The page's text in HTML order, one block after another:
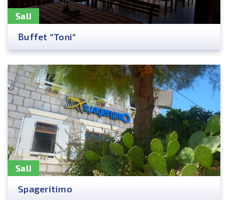
Sali
Buffet "Toni"
Sali
Spageritimo